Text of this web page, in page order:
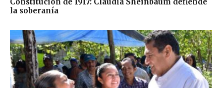
la soberanía